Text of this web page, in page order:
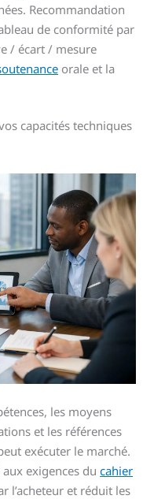
Recommandation
de conformité par
/ écart / mesure
orale et la
capacités techniques
les moyens
et les références
exécuter le marché.
exigences ducahier
l’acheteur et réduit les